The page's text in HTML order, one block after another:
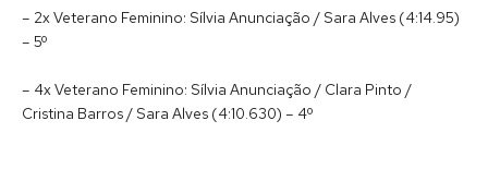
– 2x Veterano Feminino: Sílvia Anunciação / Sara Alves (4:14.95)
– 5º
– 4x Veterano Feminino: Sílvia Anunciação / Clara Pinto /
Cristina Barros / Sara Alves (4:10.630) – 4º